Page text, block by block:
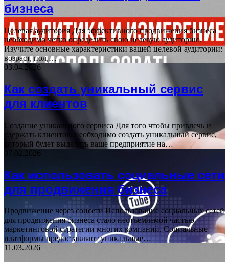
бизнеса
Целевая аудитория Для эффективного продвижения бизнеса
необходимо четко определить свою целевую аудиторию.
Изучите основные характеристики вашей целевой аудитории:
возраст, пол,…
03.04.2026
Как создать уникальный сервис
для клиентов
Создание уникального сервиса Для того чтобы привлечь и
удержать клиентов, необходимо создать уникальный сервис,
который будет выделять ваше предприятие на…
07.02.2026
Как использовать социальные сети
для продвижения бизнеса
Продвижение через соцсети Использование социальных сетей
для продвижения бизнеса стало неотъемлемой частью
маркетинговой стратегии многих компаний. Социальные
платформы предоставляют уникальные…
11.03.2026